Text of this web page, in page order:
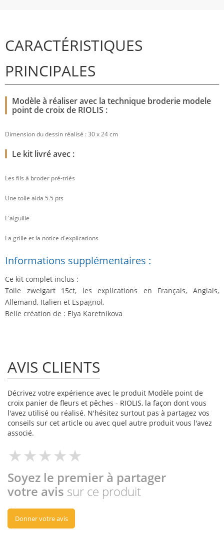
CARACTÉRISTIQUES
PRINCIPALES
Modèle à réaliser avec la technique broderie modele
point de croix de RIOLIS :
Dimension du dessin réalisé : 30 x 24 cm
Le kit livré avec :
Les fils à broder pré-triés
Une toile aida 5.5 pts
L'aiguille
La grille et la notice d'explications
Informations supplémentaires :
Ce kit complet inclus :
Toile zweigart 15ct, les explications en Français, Anglais,
Allemand, Italien et Espagnol,
Belle création de : Elya Karetnikova
AVIS CLIENTS
Décrivez votre expérience avec le produit Modèle point de
croix panier de fleurs et pêches - RIOLIS, la façon dont vous
l'avez utilisé ou réalisé. N'hésitez surtout pas à partagez vos
conseils sur cet article ou avec quel autre produit vous l'avez
associé.
Soyez le premier à partager
votre avis sur ce produit
Donner votre avis